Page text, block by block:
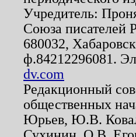
Учредитель:
Союза писателей
680032,
ф.84212296081.
dv.com
Редакционный
общественных
Юрьев, Ю.В.